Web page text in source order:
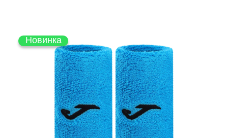
Новинка